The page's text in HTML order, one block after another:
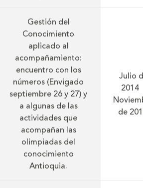
Gestión del
Conocimiento
aplicado al
acompañamiento:
encuentro con los
números (Envigado
septiembre 26 y 27) y
a algunas de las
actividades que
acompañan las
olimpiadas del
conocimiento
Antioquia.
Julio
2014
de